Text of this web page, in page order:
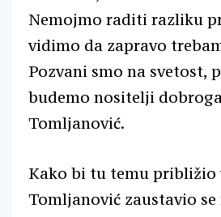
Nemojmo raditi razliku
vidimo da zapravo
Pozvani smo na svetost,
budemo nositelji
Tomljanović.
Kako bi tu temu približio
Tomljanović zaustavio